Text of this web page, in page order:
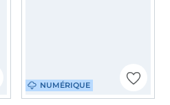
NUMÉRIQUE